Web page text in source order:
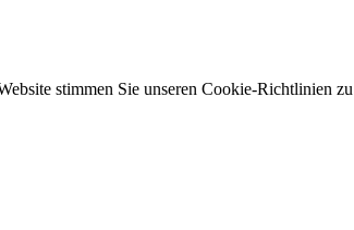
stimmen Sie unseren Cookie-Richtlinien zu